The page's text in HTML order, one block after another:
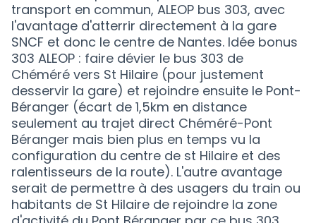
transport en commun, ALEOP bus 303, avec
l'avantage d'atterrir directement à la gare
SNCF et donc le centre de Nantes. Idée bonus
303 ALEOP : faire dévier le bus 303 de
Chéméré vers St Hilaire (pour justement
desservir la gare) et rejoindre ensuite le Pont-
Béranger (écart de 1,5km en distance
seulement au trajet direct Chéméré-Pont
Béranger mais bien plus en temps vu la
configuration du centre de st Hilaire et des
ralentisseurs de la route). L'autre avantage
serait de permettre à des usagers du train ou
habitants de St Hilaire de rejoindre la zone